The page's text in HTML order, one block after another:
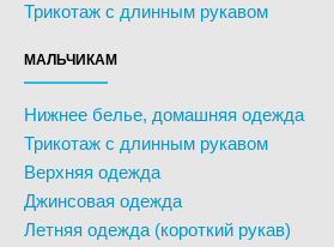
Трикотаж с длинным рукавом
МАЛЬЧИКАМ
Нижнее белье, домашняя одежда
Трикотаж с длинным рукавом
Верхняя одежда
Джинсовая одежда
Летняя одежда (короткий рукав)